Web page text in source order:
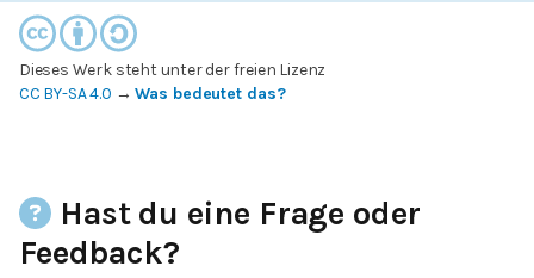
Dieses Werk steht unter der freien Lizenz
CC BY-SA 4.0 →Was bedeutet das?
Hast du eine Frage oder
Feedback?